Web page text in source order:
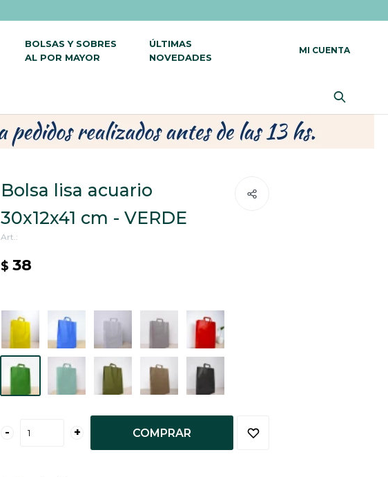
BOLSAS Y SOBRES
AL POR MAYOR
ÚLTIMAS
NOVEDADES
Bolsa lisa acuario
30x12x41 cm - VERDE
$ 38
- + COMPRAR